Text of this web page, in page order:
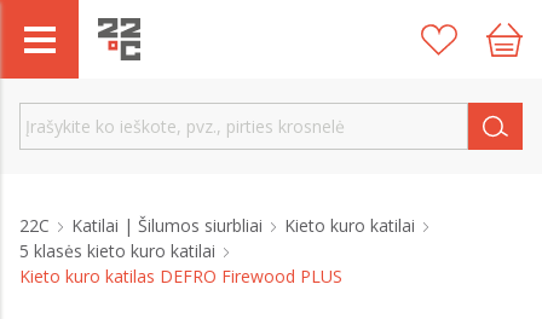
22C Katilai | Šilumos siurbliai
Kieto kuro katilai
5 klasės kieto kuro katilai
Kieto kuro katilas DEFRO Firewood PLUS